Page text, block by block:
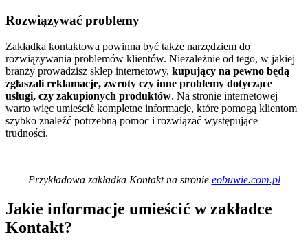
Rozwiązywać problemy
Zakładka kontaktowa powinna być także narzędziem do
rozwiązywania problemów klientów. Niezależnie od tego, w jakiej
branży prowadzisz sklep internetowy, kupujący na pewno będą
zgłaszali reklamacje, zwroty czy inne problemy dotyczące
usługi, czy zakupionych produktów. Na stronie internetowej
warto więc umieścić kompletne informacje, które pomogą klientom
szybko znaleźć potrzebną pomoc i rozwiązać występujące
trudności.
Przykładowa zakładka Kontakt na stronie eobuwie.com.pl
Jakie informacje umieścić w zakładce
Kontakt?